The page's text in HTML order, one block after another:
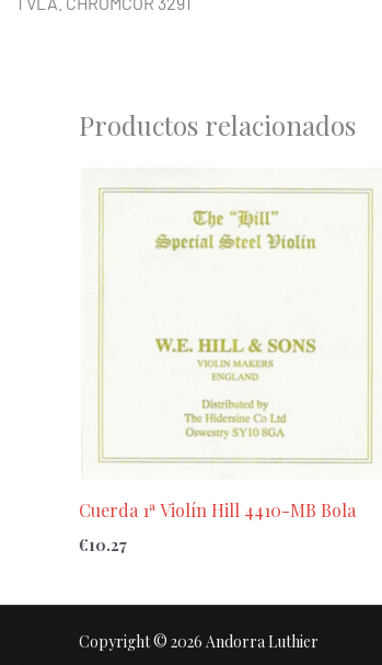
Productos relacionados
Cuerda 1ª Violín Hill 4410-MB Bola
€10.27
Copyright © 2026 Andorra Luthier